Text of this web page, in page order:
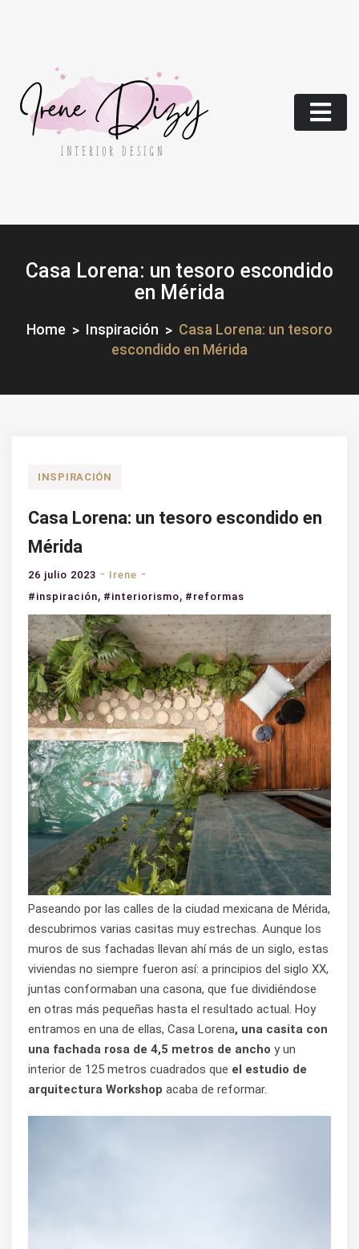
Casa Lorena: un tesoro escondido
en Mérida
Home Inspiración
Casa Lorena: un tesoro
escondido en Mérida
INSPIRACIÓN
Casa Lorena: un tesoro escondido en
Mérida
26 julio 2023
Irene
#inspiración, #interiorismo, #reformas
Paseando por las calles de la ciudad mexicana de Mérida,
descubrimos varias casitas muy estrechas. Aunque los
muros de sus fachadas llevan ahí más de un siglo, estas
viviendas no siempre fueron así: a principios del siglo XX,
juntas conformaban una casona, que fue dividiéndose
en otras más pequeñas hasta el resultado actual. Hoy
entramos en una de ellas, Casa Lorena, una casita con
una fachada rosa de 4,5 metros de ancho y un
interior de 125 metros cuadrados que el estudio de
arquitectura Workshop acaba de reformar.